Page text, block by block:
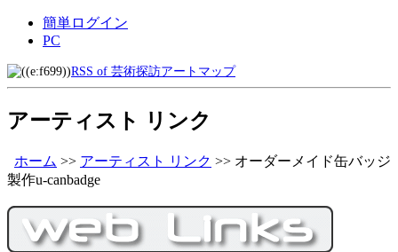
簡単ログイン
PC
RSS of 芸術探訪アートマップ
アーティスト リンク
ホーム >> アーティスト リンク >> オーダーメイド缶バッジ
製作u-canbadge